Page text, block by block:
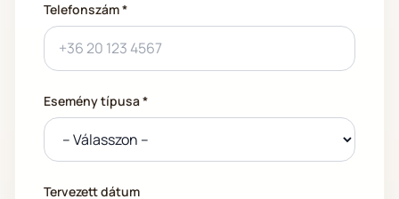
Telefonszám *
Esemény típusa *
Tervezett dátum